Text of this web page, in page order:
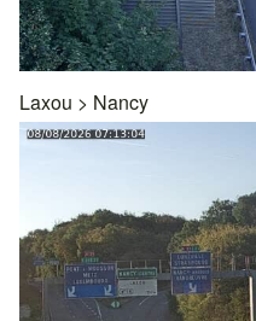
Laxou > Nancy